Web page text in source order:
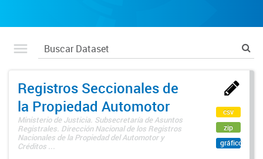
Registros Seccionales de
la Propiedad Automotor
Ministerio de Justicia. Subsecretaría de Asuntos
Registrales. Dirección Nacional de los Registros
Nacionales de la Propiedad del Automotor y
Créditos ...
csv
zip
gráfico